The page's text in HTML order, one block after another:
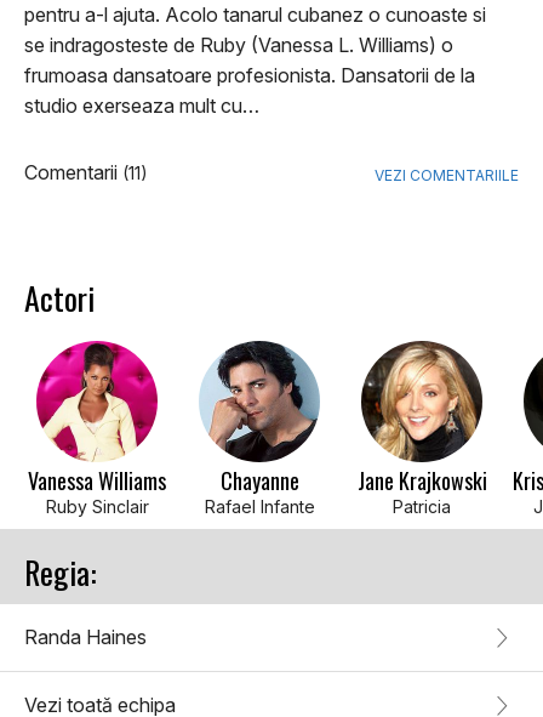
pentru a-l ajuta. Acolo tanarul cubanez o cunoaste si
se indragosteste de Ruby (Vanessa L. Williams) o
frumoasa dansatoare profesionista. Dansatorii de la
studio exerseaza mult cu…
Comentarii (11) VEZI COMENTARIILE
Actori
Vanessa Williams
Ruby Sinclair
Chayanne
Rafael Infante
Jane Krajkowski
Patricia
Regia:
Randa Haines
Vezi toată echipa